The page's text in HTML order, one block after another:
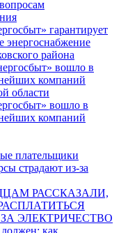
гарантирует
энергоснабжение
района
вошло в
компаний
области
вошло в
компаний
плательщики
страдают из-за
РАССКАЗАЛИ,
ЭЛЕКТРИЧЕСТВО